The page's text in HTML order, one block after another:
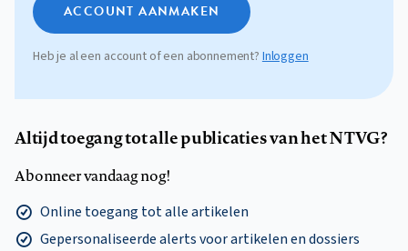
ACCOUNT AANMAKEN
Heb je al een account of een abonnement?Inloggen
Altijd toegang tot alle publicaties van het NTVG?
Abonneer vandaag nog!
Online toegang tot alle artikelen
Gepersonaliseerde alerts voor artikelen en dossiers